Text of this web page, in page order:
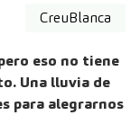
CreuBlanca
eso no tiene
Una lluvia de
para alegrarnos